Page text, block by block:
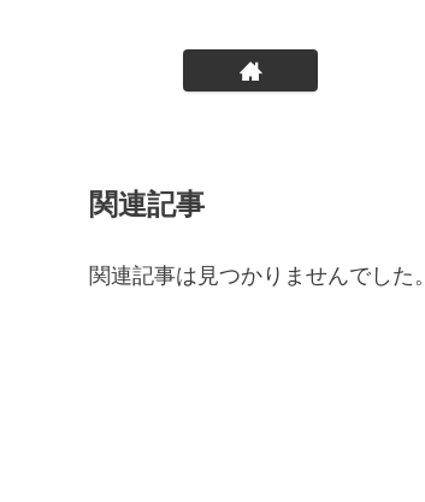
関連記事
関連記事は見つかりませんでした。